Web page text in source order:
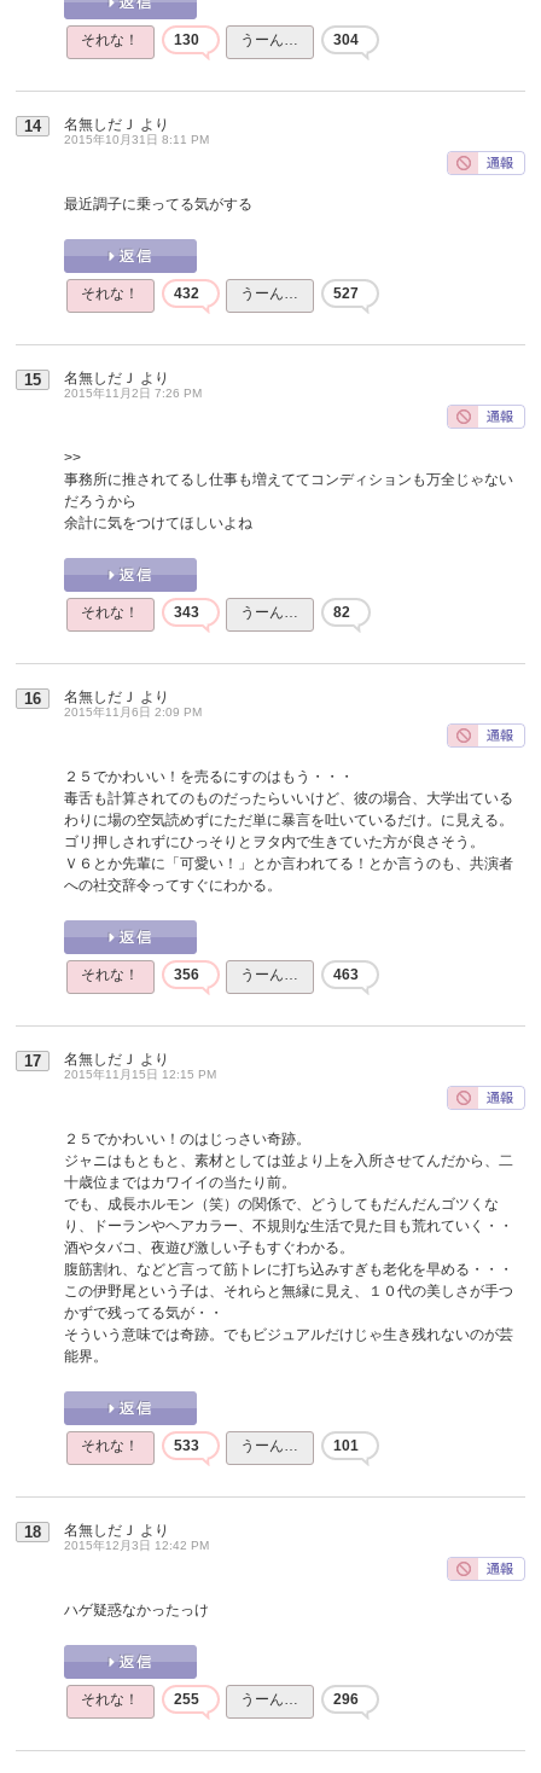
それな！ 130 うーん… 304
14 名無しだＪ より
2015年10月31日 8:11 PM
最近調子に乗ってる気がする
それな！ 432 うーん… 527
15 名無しだＪ より
2015年11月2日 7:26 PM
>>
事務所に推されてるし仕事も増えててコンディションも万全じゃない
だろうから
余計に気をつけてほしいよね
それな！ 343 うーん… 82
16 名無しだＪ より
2015年11月6日 2:09 PM
２５でかわいい！を売るにすのはもう・・・
毒舌も計算されてのものだったらいいけど、彼の場合、大学出ている
わりに場の空気読めずにただ単に暴言を吐いているだけ。に見える。
ゴリ押しされずにひっそりとヲタ内で生きていた方が良さそう。
Ｖ６とか先輩に「可愛い！」とか言われてる！とか言うのも、共演者
への社交辞令ってすぐにわかる。
それな！ 356 うーん… 463
17 名無しだＪ より
2015年11月15日 12:15 PM
２５でかわいい！のはじっさい奇跡。
ジャニはもともと、素材としては並より上を入所させてんだから、二
十歳位まではカワイイの当たり前。
でも、成長ホルモン（笑）の関係で、どうしてもだんだんゴツくな
り、ドーランやヘアカラー、不規則な生活で見た目も荒れていく・・
酒やタバコ、夜遊び激しい子もすぐわかる。
腹筋割れ、などど言って筋トレに打ち込みすぎも老化を早める・・・
この伊野尾という子は、それらと無縁に見え、１０代の美しさが手つ
かずで残ってる気が・・
そういう意味では奇跡。でもビジュアルだけじゃ生き残れないのが芸
能界。
それな！ 533 うーん… 101
18 名無しだＪ より
2015年12月3日 12:42 PM
ハゲ疑惑なかったっけ
それな！ 255 うーん… 296